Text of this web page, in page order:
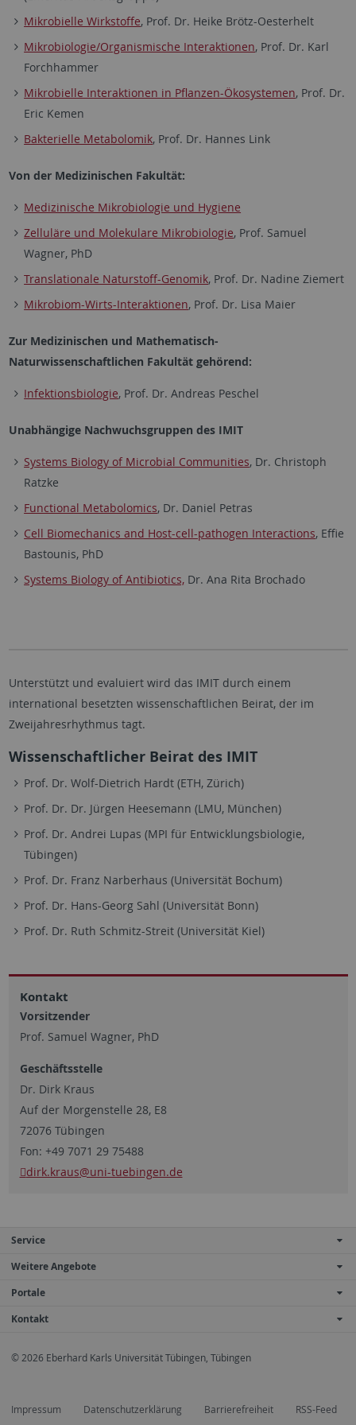
Mikrobielle Wirkstoffe, Prof. Dr. Heike Brötz-Oesterhelt
Mikrobiologie/Organismische Interaktionen, Prof. Dr. Karl
Forchhammer
Mikrobielle Interaktionen in Pflanzen-Ökosystemen, Prof. Dr.
Eric Kemen
Bakterielle Metabolomik, Prof. Dr. Hannes Link
Von der Medizinischen Fakultät:
Medizinische Mikrobiologie und Hygiene
Zelluläre und Molekulare Mikrobiologie, Prof. Samuel
Wagner, PhD
Translationale Naturstoff-Genomik, Prof. Dr. Nadine Ziemert
Mikrobiom-Wirts-Interaktionen, Prof. Dr. Lisa Maier
Zur Medizinischen und Mathematisch-
Naturwissenschaftlichen Fakultät gehörend:
Infektionsbiologie, Prof. Dr. Andreas Peschel
Unabhängige Nachwuchsgruppen des IMIT
Systems Biology of Microbial Communities, Dr. Christoph
Ratzke
Functional Metabolomics, Dr. Daniel Petras
Cell Biomechanics and Host-cell-pathogen Interactions, Effie
Bastounis, PhD
Systems Biology of Antibiotics, Dr. Ana Rita Brochado
Unterstützt und evaluiert wird das IMIT durch einem
international besetzten wissenschaftlichen Beirat, der im
Zweijahresrhythmus tagt.
Wissenschaftlicher Beirat des IMIT
Prof. Dr. Wolf-Dietrich Hardt (ETH, Zürich)
Prof. Dr. Dr. Jürgen Heesemann (LMU, München)
Prof. Dr. Andrei Lupas (MPI für Entwicklungsbiologie,
Tübingen)
Prof. Dr. Franz Narberhaus (Universität Bochum)
Prof. Dr. Hans-Georg Sahl (Universität Bonn)
Prof. Dr. Ruth Schmitz-Streit (Universität Kiel)
Kontakt
Vorsitzender
Prof. Samuel Wagner, PhD
Geschäftsstelle
Dr. Dirk Kraus
Auf der Morgenstelle 28, E8
72076 Tübingen
Fon: +49 7071 29 75488
dirk.kraus@uni-tuebingen.de
Service
Weitere Angebote
Portale
Kontakt
© 2026 Eberhard Karls Universität Tübingen, Tübingen
Impressum Datenschutzerklärung Barrierefreiheit RSS-Feed